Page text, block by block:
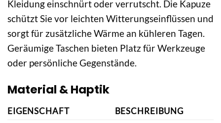
Kleidung einschnürt oder verrutscht. Die Kapuze
schützt Sie vor leichten Witterungseinflüssen und
sorgt für zusätzliche Wärme an kühleren Tagen.
Geräumige Taschen bieten Platz für Werkzeuge
oder persönliche Gegenstände.
Material & Haptik
EIGENSCHAFT BESCHREIBUNG